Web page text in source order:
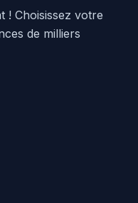
! Choisissez votre
de milliers